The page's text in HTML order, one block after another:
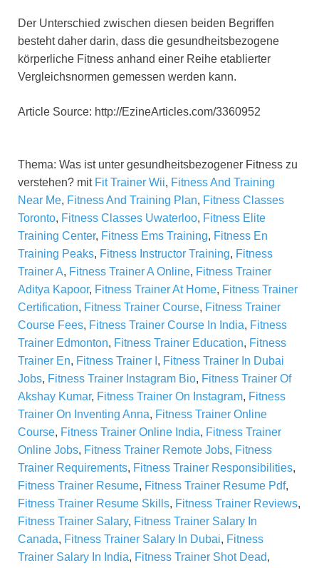
Der Unterschied zwischen diesen beiden Begriffen
besteht daher darin, dass die gesundheitsbezogene
körperliche Fitness anhand einer Reihe etablierter
Vergleichsnormen gemessen werden kann.
Article Source: http://EzineArticles.com/3360952
Thema: Was ist unter gesundheitsbezogener Fitness zu
verstehen? mit Fit Trainer Wii, Fitness And Training
Near Me, Fitness And Training Plan, Fitness Classes
Toronto, Fitness Classes Uwaterloo, Fitness Elite
Training Center, Fitness Ems Training, Fitness En
Training Peaks, Fitness Instructor Training, Fitness
Trainer A, Fitness Trainer A Online, Fitness Trainer
Aditya Kapoor, Fitness Trainer At Home, Fitness Trainer
Certification, Fitness Trainer Course, Fitness Trainer
Course Fees, Fitness Trainer Course In India, Fitness
Trainer Edmonton, Fitness Trainer Education, Fitness
Trainer En, Fitness Trainer I , Fitness Trainer In Dubai
Jobs, Fitness Trainer Instagram Bio, Fitness Trainer Of
Akshay Kumar, Fitness Trainer On Instagram, Fitness
Trainer On Inventing Anna, Fitness Trainer Online
Course, Fitness Trainer Online India, Fitness Trainer
Online Jobs, Fitness Trainer Remote Jobs, Fitness
Trainer Requirements, Fitness Trainer Responsibilities,
Fitness Trainer Resume, Fitness Trainer Resume Pdf,
Fitness Trainer Resume Skills, Fitness Trainer Reviews,
Fitness Trainer Salary, Fitness Trainer Salary In
Canada, Fitness Trainer Salary In Dubai, Fitness
Trainer Salary In India, Fitness Trainer Shot Dead,